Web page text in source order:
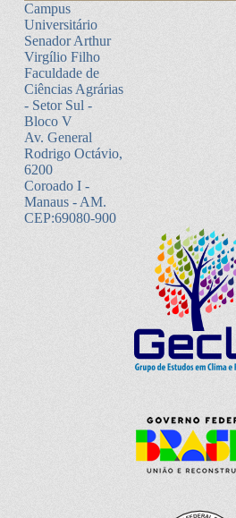
Campus
Universitário
Senador Arthur
Virgílio Filho
Faculdade de
Ciências Agrárias
- Setor Sul -
Bloco V
Av. General
Rodrigo Octávio,
6200
Coroado I -
Manaus - AM.
CEP:69080-900